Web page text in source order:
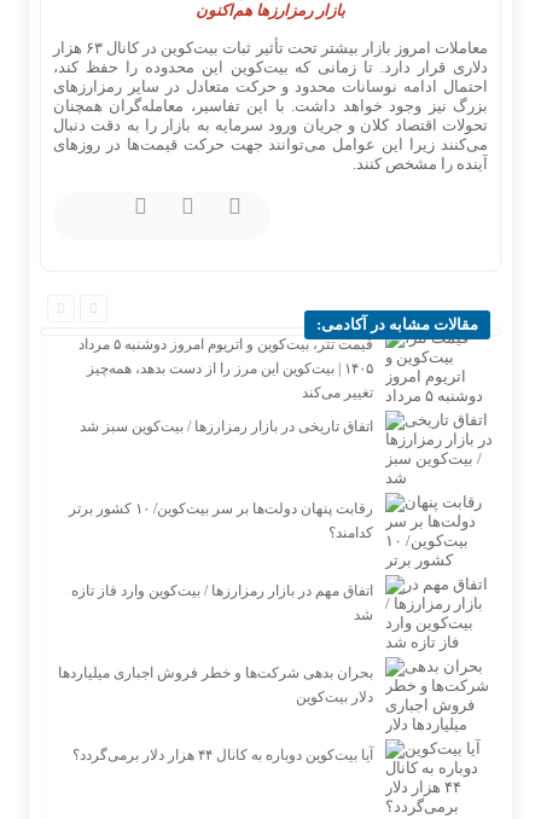
بازار رمزارزها هم‌اکنون
معاملات امروز بازار بیشتر تحت تأثیر ثبات بیت‌کوین در کانال ۶۳ هزار
دلاری قرار دارد. تا زمانی که بیت‌کوین این محدوده را حفظ کند،
احتمال ادامه نوسانات محدود و حرکت متعادل در سایر رمزارزهای
بزرگ نیز وجود خواهد داشت. با این تفاسیر، معامله‌گران همچنان
تحولات اقتصاد کلان و جریان ورود سرمایه به بازار را به دقت دنبال
می‌کنند زیرا این عوامل می‌توانند جهت حرکت قیمت‌ها در روزهای
آینده را مشخص کنند.
مقالات مشابه در آکادمی:
قیمت تتر، بیت‌کوین و اتریوم امروز دوشنبه ۵ مرداد
۱۴۰۵ | بیت‌کوین این مرز را از دست بدهد، همه‌چیز
تغییر می‌کند
اتفاق تاریخی در بازار رمزارزها / بیت‌کوین سبز شد
رقابت پنهان دولت‌ها بر سر بیت‌کوین/ ۱۰ کشور برتر
کدامند؟
اتفاق مهم در بازار رمزارزها / بیت‌کوین وارد فاز تازه
شد
بحران بدهی شرکت‌ها و خطر فروش اجباری میلیاردها
دلار بیت‌کوین
آیا بیت‌کوین دوباره به کانال ۴۴ هزار دلار برمی‌گردد؟